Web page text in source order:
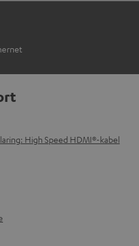
High Speed HDMI®-kabel